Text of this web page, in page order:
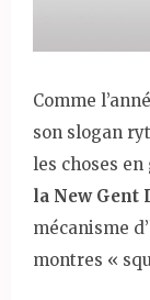
Comme
son slogan
les choses
la New Gent
mécanisme
montres «